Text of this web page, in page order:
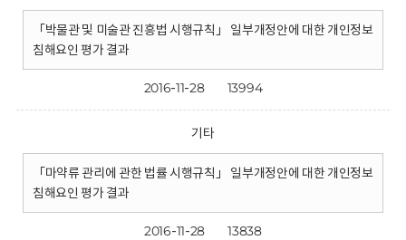
「박물관 및 미술관 진흥법 시행규칙」 일부개정안에 대한 개인정보
침해요인 평가 결과
2016-11-28 13994
기타
「마약류 관리에 관한 법률 시행규칙」 일부개정안에 대한 개인정보
침해요인 평가 결과
2016-11-28 13838